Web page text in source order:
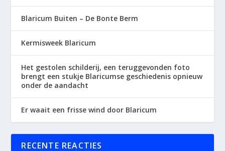
Blaricum Buiten – De Bonte Berm
Kermisweek Blaricum
Het gestolen schilderij, een teruggevonden foto
brengt een stukje Blaricumse geschiedenis opnieuw
onder de aandacht
Er waait een frisse wind door Blaricum
RECENTE REACTIES